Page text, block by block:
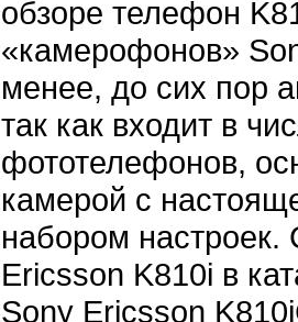
обзоре телефон
«камерофонов»
менее, до сих пор
так как входит в
фототелефонов,
камерой с
набором настроек.
Ericsson K810i в
Sony Ericsson